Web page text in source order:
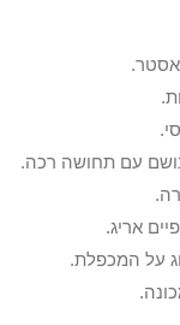
עם תחושה רכה.
אריג.
על המכפלת.